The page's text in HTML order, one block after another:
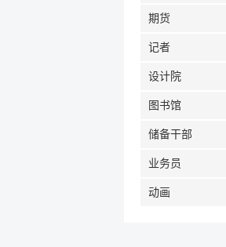
期货
记者
设计院
图书馆
储备干部
业务员
动画